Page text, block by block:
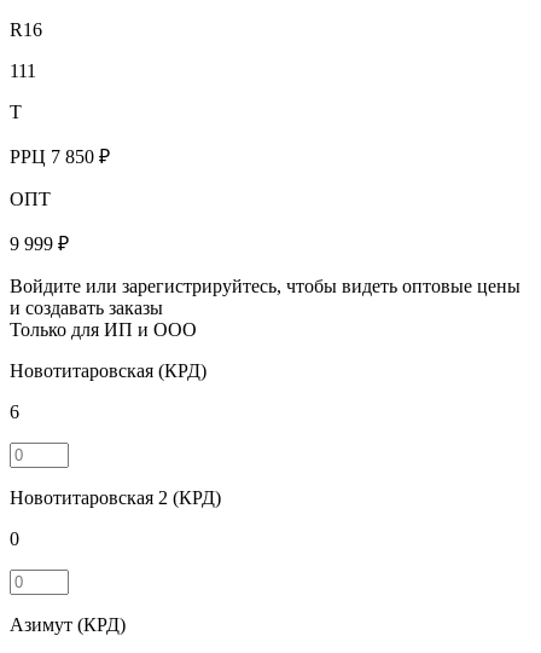
R16
111
T
РРЦ 7 850 ₽
ОПТ
9 999 ₽
Войдите или зарегистрируйтесь, чтобы видеть оптовые цены
и создавать заказы
Только для ИП и ООО
Новотитаровская (КРД)
6
Новотитаровская 2 (КРД)
0
Азимут (КРД)